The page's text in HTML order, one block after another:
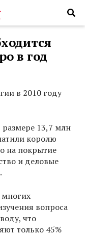
в год
в 2010 году
13,7 млн
королю
на покрытие
и деловые
многих
вопроса
что
только 45%